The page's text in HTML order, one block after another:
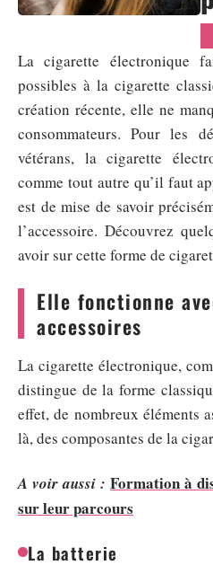
La cigarette électronique
possibles à la cigarette
création récente, elle ne
consommateurs. Pour les
vétérans, la cigarette
comme tout autre qu’il faut
est de mise de savoir
l’accessoire. Découvrez
avoir sur cette forme de
Elle fonctionne
accessoires
La cigarette électronique,
distingue de la forme
effet, de nombreux éléments
là, des composantes de la
A voir aussi : Formation à
sur leur parcours
La batterie